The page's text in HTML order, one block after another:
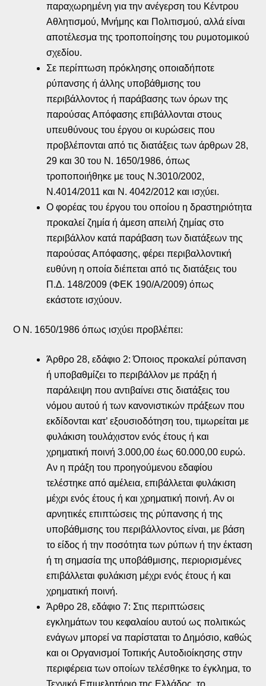
παραχωρημένη για την ανέγερση του Κέντρου
Αθλητισμού, Μνήμης και Πολιτισμού, αλλά είναι
αποτέλεσμα της τροποποίησης του ρυμοτομικού
σχεδίου.
Σε περίπτωση πρόκλησης οποιαδήποτε
ρύπανσης ή άλλης υποβάθμισης του
περιβάλλοντος ή παράβασης των όρων της
παρούσας Απόφασης επιβάλλονται στους
υπευθύνους του έργου οι κυρώσεις που
προβλέπονται από τις διατάξεις των άρθρων 28,
29 και 30 του Ν. 1650/1986, όπως
τροποποιήθηκε με τους Ν.3010/2002,
Ν.4014/2011 και Ν. 4042/2012 και ισχύει.
Ο φορέας του έργου του οποίου η δραστηριότητα
προκαλεί ζημία ή άμεση απειλή ζημίας στο
περιβάλλον κατά παράβαση των διατάξεων της
παρούσας Απόφασης, φέρει περιβαλλοντική
ευθύνη η οποία διέπεται από τις διατάξεις του
Π.Δ. 148/2009 (ΦΕΚ 190/Α/2009) όπως
εκάστοτε ισχύουν.
Ο Ν. 1650/1986 όπως ισχύει προβλέπει:
Άρθρο 28, εδάφιο 2: Όποιος προκαλεί ρύπανση
ή υποβαθμίζει το περιβάλλον με πράξη ή
παράλειψη που αντιβαίνει στις διατάξεις του
νόμου αυτού ή των κανονιστικών πράξεων που
εκδίδονται κατ’ εξουσιοδότηση του, τιμωρείται με
φυλάκιση τουλάχιστον ενός έτους ή και
χρηματική ποινή 3.000,00 έως 60.000,00 ευρώ.
Αν η πράξη του προηγούμενου εδαφίου
τελέστηκε από αμέλεια, επιβάλλεται φυλάκιση
μέχρι ενός έτους ή και χρηματική ποινή. Αν οι
αρνητικές επιπτώσεις της ρύπανσης ή της
υποβάθμισης του περιβάλλοντος είναι, με βάση
το είδος ή την ποσότητα των ρύπων ή την έκταση
ή τη σημασία της υποβάθμισης, περιορισμένες
επιβάλλεται φυλάκιση μέχρι ενός έτους ή και
χρηματική ποινή.
Άρθρο 28, εδάφιο 7: Στις περιπτώσεις
εγκλημάτων του κεφαλαίου αυτού ως πολιτικώς
ενάγων μπορεί να παρίσταται το Δημόσιο, καθώς
και οι Οργανισμοί Τοπικής Αυτοδιοίκησης στην
περιφέρεια των οποίων τελέσθηκε το έγκλημα, το
Τεχνικό Επιμελητήριο της Ελλάδος, το